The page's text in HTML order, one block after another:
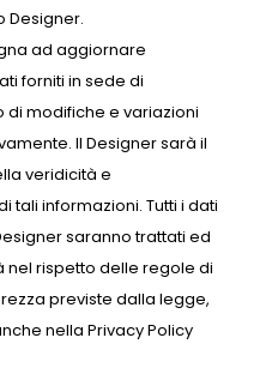
Designer.
ad aggiornare
forniti in sede di
di modifiche e variazioni
Il Designer sarà il
veridicità e
tali informazioni. Tutti i dati
saranno trattati ed
nel rispetto delle regole di
previste dalla legge,
nella Privacy Policy